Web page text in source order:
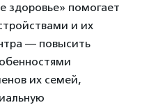
здоровье» помогает
и их
— повысить
их семей,